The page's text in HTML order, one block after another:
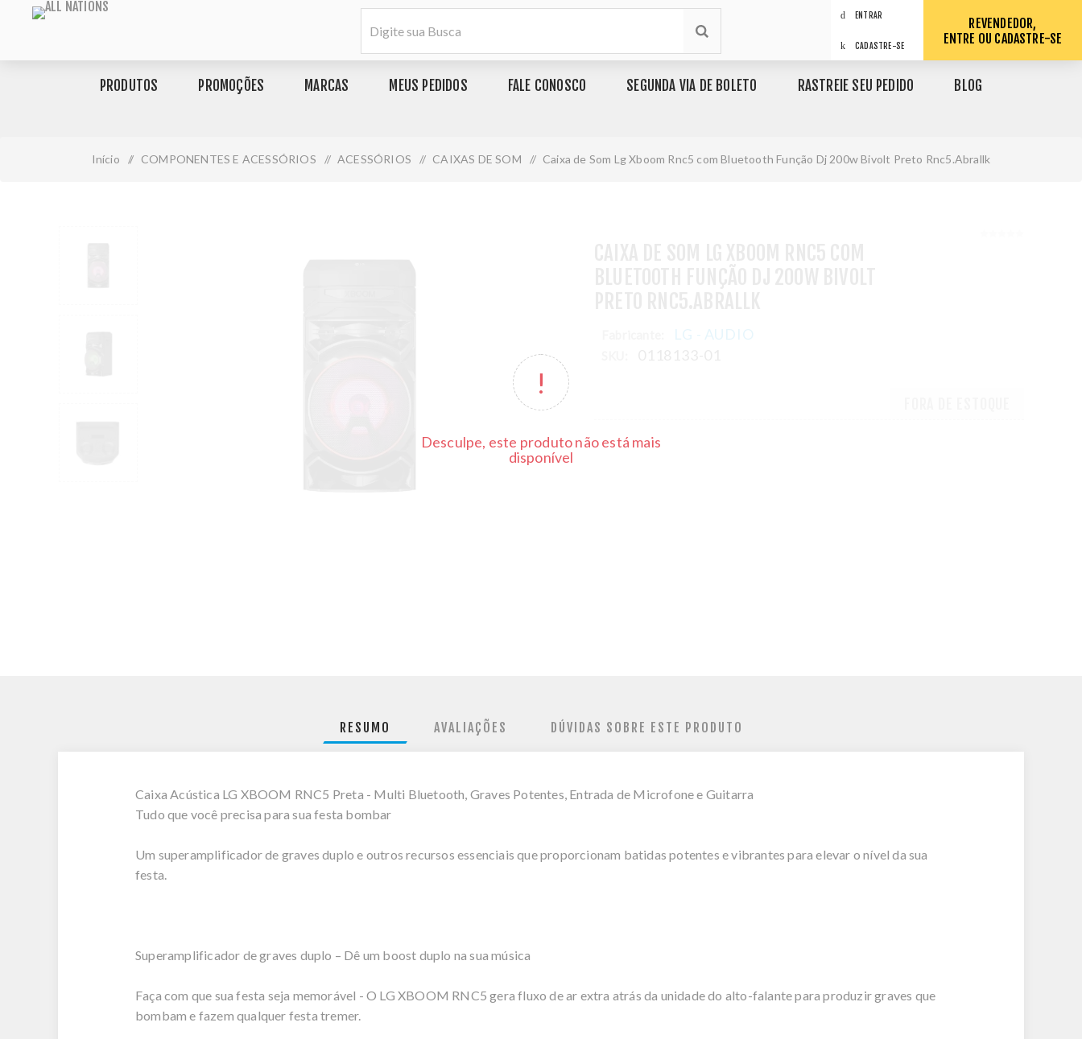
ENTRAR
CADASTRE-SE
REVENDEDOR,
ENTRE OU CADASTRE-SE
PRODUTOS PROMOÇÕES MARCAS MEUS PEDIDOS FALE CONOSCO SEGUNDA VIA DE BOLETO RASTREIE SEU PEDIDO BLOG
Início / COMPONENTES E ACESSÓRIOS / ACESSÓRIOS / CAIXAS DE SOM / Caixa de Som Lg Xboom Rnc5 com Bluetooth Função Dj 200w Bivolt Preto Rnc5.Abrallk
Desculpe, este produto não está mais
disponível
LG - AUDIO
RESUMO AVALIAÇÕES DÚVIDAS SOBRE ESTE PRODUTO
Caixa Acústica LG XBOOM RNC5 Preta - Multi Bluetooth, Graves Potentes, Entrada de Microfone e Guitarra
Tudo que você precisa para sua festa bombar
Um superamplificador de graves duplo e outros recursos essenciais que proporcionam batidas potentes e vibrantes para elevar o nível da sua
festa.
Superamplificador de graves duplo – Dê um boost duplo na sua música
Faça com que sua festa seja memorável - O LG XBOOM RNC5 gera fluxo de ar extra atrás da unidade do alto-falante para produzir graves que
bombam e fazem qualquer festa tremer.